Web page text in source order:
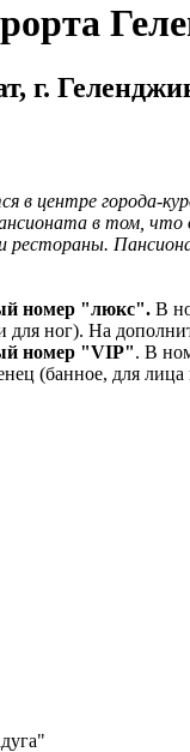
г.
в центре города-
в том,
рестораны.
номер "люкс". В
для ног). На
номер "VIP". В
(банное, для